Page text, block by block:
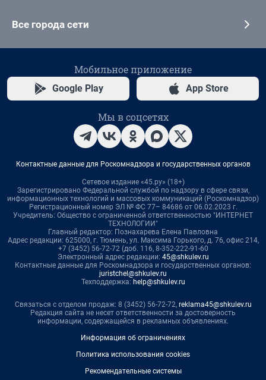
Все города сети
Мобильное приложение
Google Play App Store
Мы в соцсетях
Контактные данные для Роскомнадзора и государственных органов
Сетевое издание «45.ру» (18+)
Зарегистрировано Федеральной службой по надзору в сфере связи,
информационных технологий и массовых коммуникаций (Роскомнадзор)
Регистрационный номер ЭЛ № ФС 77– 84686 от 06.02.2023 г.
Учредитель: Общество с ограниченной ответственностью "ИНТЕРНЕТ
ТЕХНОЛОГИИ"
Главный редактор: Познахарева Елена Павловна
Адрес редакции: 625000, г. Тюмень, ул. Максима Горького, д. 76, офис 214,
+7 (3452) 56-72-72 (доб. 116, 8-352-222-91-60
Электронный адрес редакции: 45@shkulev.ru
Контактные данные для Роскомнадзора и государственных органов:
juristchel@shkulev.ru
Техподдержка: help@shkulev.ru
Связаться с отделом продаж: 8 (3452) 56-72-72, reklama45@shkulev.ru
Редакция сайта не несет ответственности за достоверность
информации, содержащейся в рекламных объявлениях.
Информация об ограничениях
Политика использования cookies
Рекомендательные системы